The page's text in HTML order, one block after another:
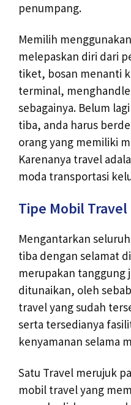
penumpang.
Memilih
melepaskan diri dari
tiket, bosan menanti
terminal,
sebagainya. Belum
tiba, anda harus
orang yang memiliki
Karenanya travel
moda transportasi
Tipe Mobil Travel
Mengantarkan
tiba dengan selamat
merupakan tanggung
ditunaikan, oleh
travel yang sudah
serta tersedianya
kenyamanan selama
Satu Travel merujuk
mobil travel yang